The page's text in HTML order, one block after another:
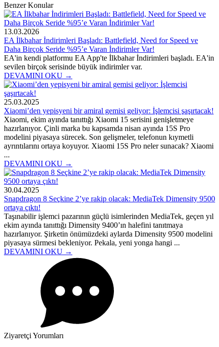
Benzer Konular
13.03.2026
EA İlkbahar İndirimleri Başladı: Battlefield, Need for Speed ve
Daha Birçok Seride %95’e Varan İndirimler Var!
EA'in kendi platformu EA App'te İlkbahar İndirimleri başladı. EA'in
sevilen birçok serisinde büyük indirimler var.
DEVAMINI OKU →
25.03.2025
Xiaomi’den yepisyeni bir amiral gemisi geliyor: İşlemcisi şaşırtacak!
Xiaomi, ekim ayında tanıttığı Xiaomi 15 serisini genişletmeye
hazırlanıyor. Çinli marka bu kapsamda nisan ayında 15S Pro
modelini piyasaya sürecek. Son gelişmeler, telefonun kıymetli
ayrıntılarını ortaya koyuyor. Xiaomi 15S Pro neler sunacak? Xiaomi
...
DEVAMINI OKU →
30.04.2025
Snapdragon 8 Seçkine 2’ye rakip olacak: MediaTek Dimensity 9500
ortaya çıktı!
Taşınabilir işlemci pazarının güçlü isimlerinden MediaTek, geçen yıl
ekim ayında tanıttığı Dimensity 9400’ın halefini tanıtmaya
hazırlanıyor. Şirketin önümüzdeki aylarda Dimensity 9500 modelini
piyasaya sürmesi bekleniyor. Pekala, yeni yonga hangi ...
DEVAMINI OKU →
Ziyaretçi Yorumları